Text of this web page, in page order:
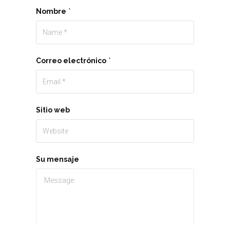
Nombre *
Correo electrónico *
Sitio web
Su mensaje